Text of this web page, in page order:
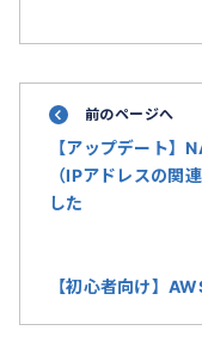
前のページへ
【アップデート】
（IPアドレスの関
した
【初心者向け】